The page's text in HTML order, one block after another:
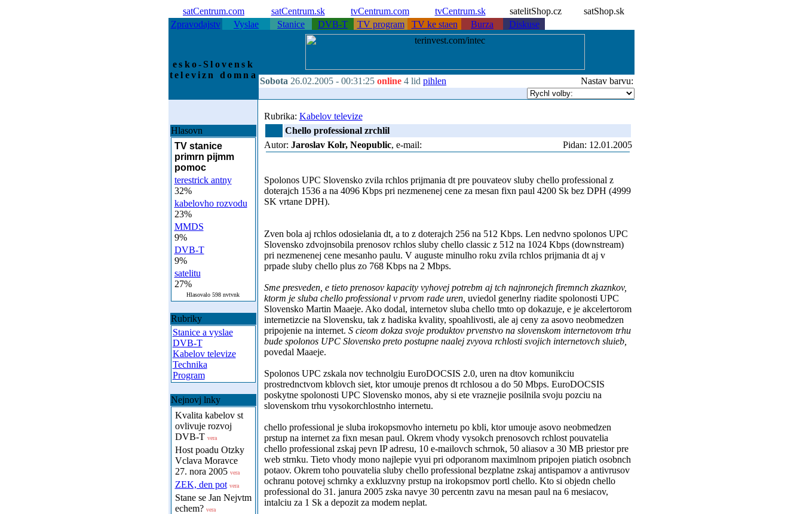
satCentrum.com satCentrum.sk tvCentrum.com tvCentrum.sk satelitShop.cz
satShop.sk
Zpravodajstv
Vyslae Stanice DVB-T TV program TV ke staen Burza Diskuse
esko-Slovensk
televizn domna
Sobota 26.02.2005 - 00:31:25 online 4 lid pihlen Nastav barvu:
Hlasovn
TV stanice
primrn pijmm
pomoc
terestrick antny
32%
kabelovho rozvodu
23%
MMDS
9%
DVB-T
9%
satelitu
27%
Hlasovalo 598 nvtvnk
Rubriky
Stanice a vyslae
DVB-T
Kabelov televize
Technika
Program
Nejnovj lnky
Kvalita kabelov st
ovlivuje rozvoj
DVB-T vera
Host poadu Otzky
Vclava Moravce
27. nora 2005 vera
ZEK, den pot vera
Stane se Jan Nejvtm
echem? vera
Rubrika: Kabelov televize
Chello professional zrchlil
Autor: Jaroslav Kolr, Neopublic, e-mail: Pidan: 12.01.2005
Spolonos UPC Slovensko zvila rchlos prijmania dt pre pouvateov sluby chello professional z
doterajch 1536 a na 4096 Kbps pri nezmenenej cene za mesan fixn paul 4200 Sk bez DPH (4999
SK vrtane DPH).
Zven bola aj rchlos odosielania dt, a to z doterajch 256 na 512 Kbps. Len nedvno spolonos UPC
Slovensko zdvojnsobila prenosov rchlos sluby chello classic z 512 na 1024 Kbps (downstream)
pri nezmenenej cene mesanho paulu. V auguste minulho roku zvila rchlos prijmania dt aj v
prpade sluby chello plus zo 768 Kbps na 2 Mbps.
Sme presveden, e tieto prenosov kapacity vyhovej potrebm aj tch najnronejch firemnch zkaznkov,
ktorm je sluba chello professional v prvom rade uren, uviedol generlny riadite spolonosti UPC
Slovensko Martin Maaeje. Ako dodal, internetov sluba chello tmto op dokazuje, e je akcelertorom
internetizcie na Slovensku, tak z hadiska kvality, spoahlivosti, ale aj ceny za asovo neobmedzen
pripojenie na internet. S cieom dokza svoje produktov prvenstvo na slovenskom internetovom trhu
bude spolonos UPC Slovensko preto postupne naalej zvyova rchlosti svojich internetovch sluieb,
povedal Maaeje.
Spolonos UPC zskala nov technolgiu EuroDOCSIS 2.0, uren na dtov komunikciu
prostrednctvom kblovch siet, ktor umouje prenos dt rchlosou a do 50 Mbps. EuroDOCSIS
poskytne spolonosti UPC Slovensko monos, aby si ete vraznejie posilnila svoju pozciu na
slovenskom trhu vysokorchlostnho internetu.
chello professional je sluba irokopsmovho internetu po kbli, ktor umouje asovo neobmedzen
prstup na internet za fixn mesan paul. Okrem vhody vysokch prenosovch rchlost pouvatelia
chello professional zskaj pevn IP adresu, 10 e-mailovch schrnok, 50 aliasov a 30 MB priestor pre
web strnku. Tieto vhody mono najlepie vyui pri odporanom maximlnom pripojen piatich osobnch
potaov. Okrem toho pouvatelia sluby chello professional bezplatne zskaj antispamov a antivrusov
ochranu potovej schrnky a exkluzvny prstup na irokopsmov portl chello. Kto si objedn chello
professional do 31. janura 2005 zska navye 30 percentn zavu na mesan paul na 6 mesiacov,
intalciu za 1 Sk a depozit za modem neplat.